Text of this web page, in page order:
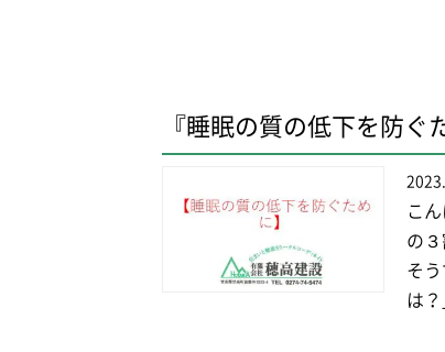
『睡眠の質の低下を防ぐ
こ
の
そ
は